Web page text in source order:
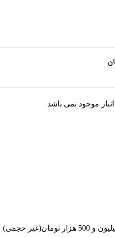
موجود نمی باشد